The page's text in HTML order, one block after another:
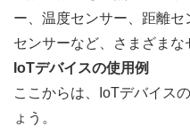
ー、温度センサー、距離
センサーなど、さまざまな
IoTデバイスの使用例
ここからは、IoTデバイス
ょう。